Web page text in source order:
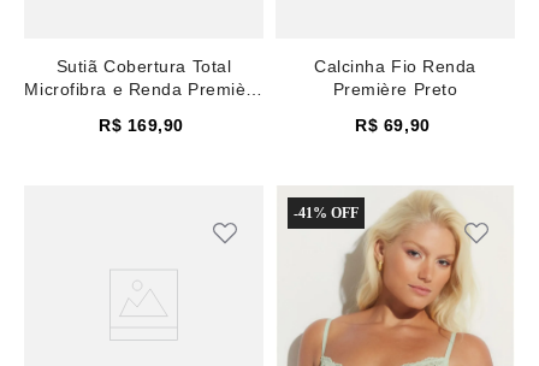
Sutiã Cobertura Total
Microfibra e Renda Première
R$ 169,90
Calcinha Fio Renda
Première Preto
R$ 69,90
-41%